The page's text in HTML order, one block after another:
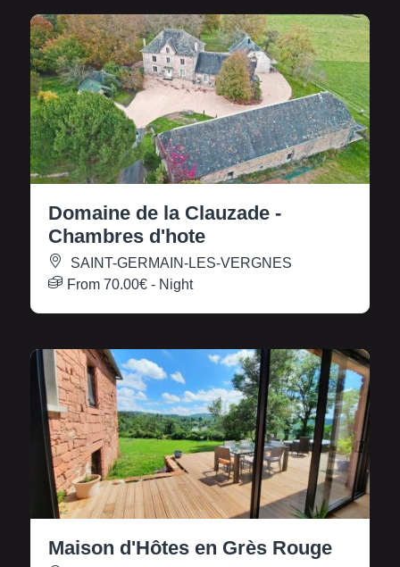
Domaine de la Clauzade -
Chambres d'hote
SAINT-GERMAIN-LES-VERGNES
From 70.00€ - Night
Maison d'Hôtes en Grès Rouge